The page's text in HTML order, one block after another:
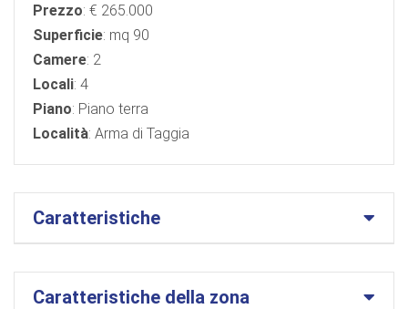
Prezzo: € 265.000
Superficie: mq 90
Camere: 2
Locali: 4
Piano: Piano terra
Località: Arma di Taggia
Caratteristiche
Caratteristiche della zona